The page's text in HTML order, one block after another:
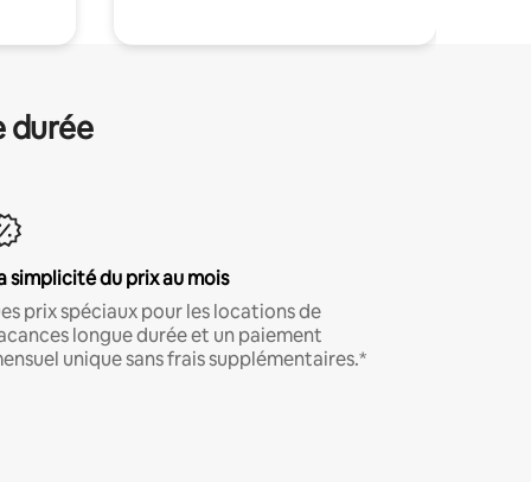
durée
simplicité du prix au mois
prix spéciaux pour les locations de
longue durée et un paiement
unique sans frais supplémentaires.*